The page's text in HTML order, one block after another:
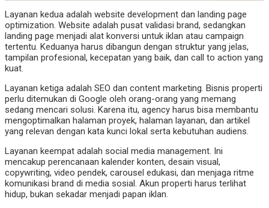
Layanan kedua adalah website development dan landing page
optimization. Website adalah pusat validasi brand, sedangkan
landing page menjadi alat konversi untuk iklan atau campaign
tertentu. Keduanya harus dibangun dengan struktur yang jelas,
tampilan profesional, kecepatan yang baik, dan call to action yang
kuat.
Layanan ketiga adalah SEO dan content marketing. Bisnis properti
perlu ditemukan di Google oleh orang-orang yang memang
sedang mencari solusi. Karena itu, agency harus bisa membantu
mengoptimalkan halaman proyek, halaman layanan, dan artikel
yang relevan dengan kata kunci lokal serta kebutuhan audiens.
Layanan keempat adalah social media management. Ini
mencakup perencanaan kalender konten, desain visual,
copywriting, video pendek, carousel edukasi, dan menjaga ritme
komunikasi brand di media sosial. Akun properti harus terlihat
hidup, bukan sekadar menjadi papan iklan.